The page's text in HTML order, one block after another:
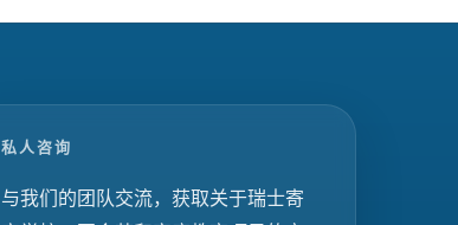
私人咨询
与我们的团队交流，获取关于瑞士寄